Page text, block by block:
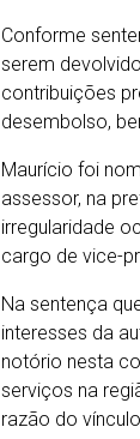
Conforme
serem
contribuições
desembolso,
Maurício foi
assessor, na
irregularidade
cargo de vice-
Na sentença
interesses da
notório nesta
serviços na
razão do